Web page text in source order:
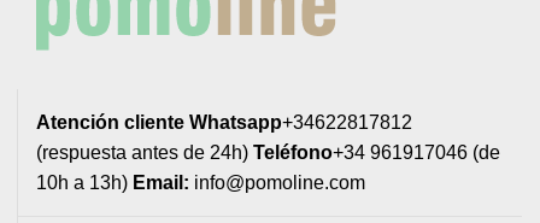
Atención cliente Whatsapp+34622817812
(respuesta antes de 24h) Teléfono+34 961917046 (de
10h a 13h) Email: info@pomoline.com